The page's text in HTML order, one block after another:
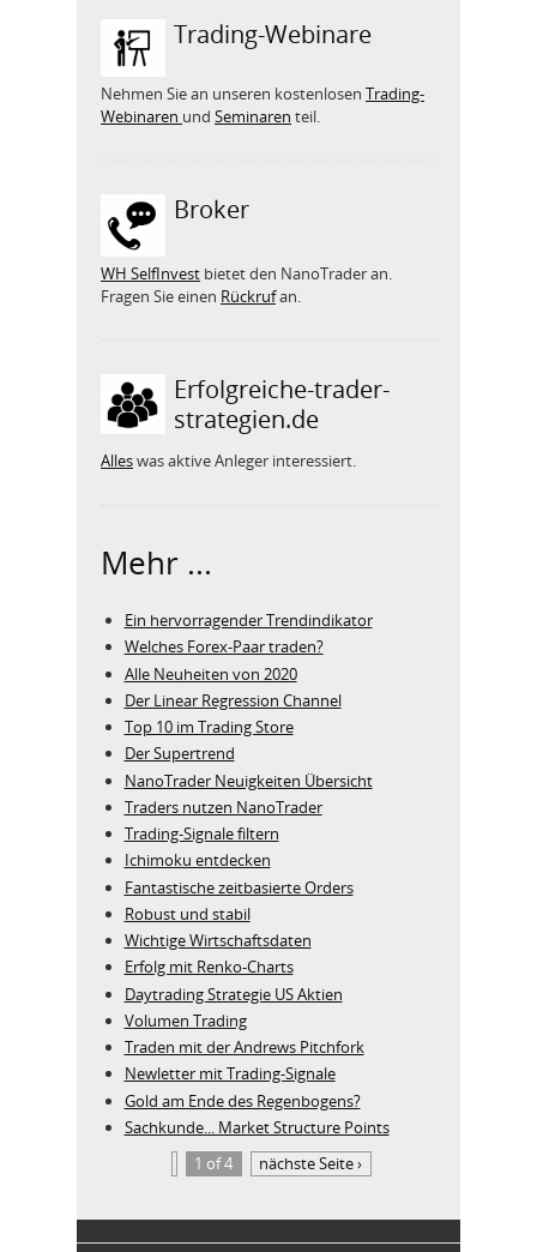
Trading-Webinare
Nehmen Sie an unseren kostenlosen Trading-
Webinaren und Seminaren teil.
Broker
WH SelfInvest bietet den NanoTrader an.
Fragen Sie einen Rückrufan.
Erfolgreiche-trader-
strategien.de
Alleswas aktive Anleger interessiert.
Mehr ...
Ein hervorragender Trendindikator
Welches Forex-Paar traden?
Alle Neuheiten von 2020
Der Linear Regression Channel
Top 10 im Trading Store
Der Supertrend
NanoTrader Neuigkeiten Übersicht
Traders nutzen NanoTrader
Trading-Signale filtern
Ichimoku entdecken
Fantastische zeitbasierte Orders
Robust und stabil
Wichtige Wirtschaftsdaten
Erfolg mit Renko-Charts
Daytrading Strategie US Aktien
Volumen Trading
Traden mit der Andrews Pitchfork
Newletter mit Trading-Signale
Gold am Ende des Regenbogens?
Sachkunde... Market Structure Points
1 of 4
nächste Seite ›